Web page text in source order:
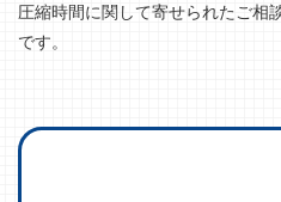
圧縮時間に関して寄せられたご相
です。